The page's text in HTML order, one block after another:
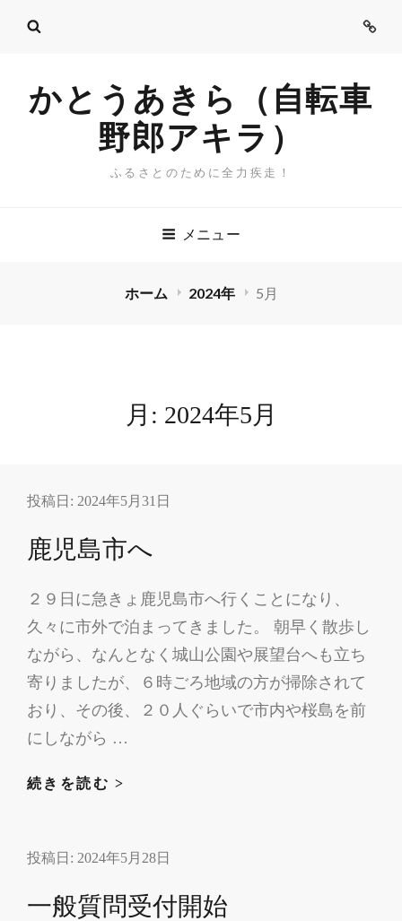
ご
かとうあきら（自転車
野郎アキラ）
ふるさとのために全力疾走！
メニュー
ホーム 2024年 5月
月: 2024年5月
投稿日: 2024年5月31日
鹿児島市へ
２９日に急きょ鹿児島市へ行くことになり、
久々に市外で泊まってきました。 朝早く散歩し
ながら、なんとなく城山公園や展望台へも立ち
寄りましたが、６時ごろ地域の方が掃除されて
おり、その後、２０人ぐらいで市内や桜島を前
にしながら …
続きを読む >
市
投稿日: 2024年5月28日
一般質問受付開始